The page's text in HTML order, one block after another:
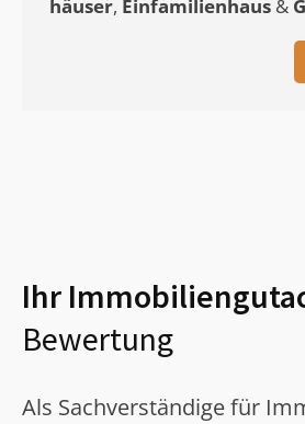
häuser, Einfamilienhaus &
Ihr
Bewertung
Als Sachverständige für